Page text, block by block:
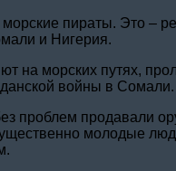
пираты. Это –
и Нигерия.
на морских путях,
войны в Сомали.
проблем продавали
молодые